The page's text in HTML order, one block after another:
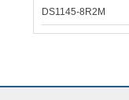
DS1145-8R2M